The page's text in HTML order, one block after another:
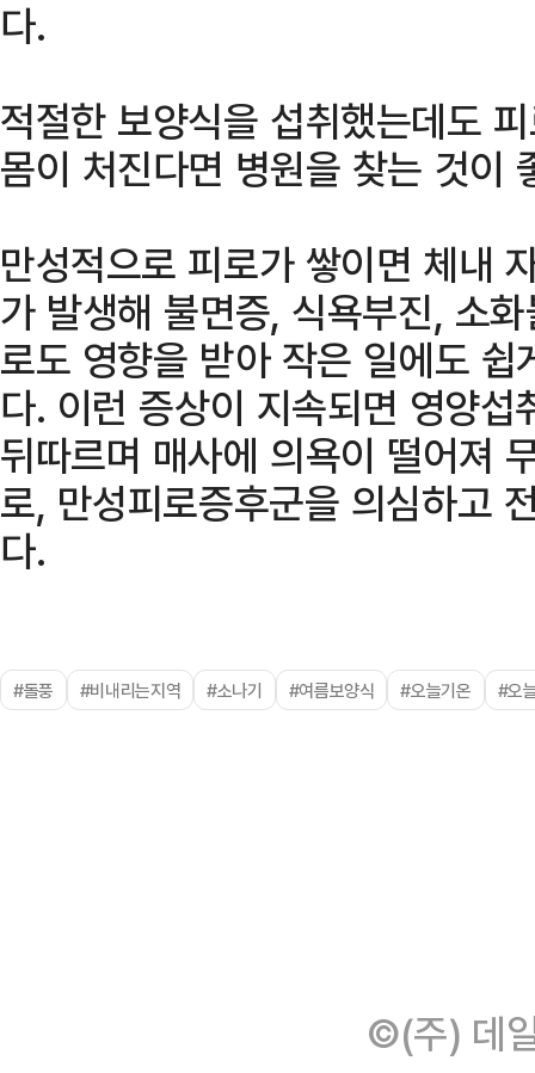
다.
적절한 보양식을 섭취했는데도
몸이 처진다면 병원을 찾는 것이
만성적으로 피로가 쌓이면 체내
가 발생해 불면증, 식욕부진, 소
로도 영향을 받아 작은 일에도
다. 이런 증상이 지속되면 영양
뒤따르며 매사에 의욕이 떨어져
로, 만성피로증후군을 의심하고
다.
#돌풍 #비내리는지역 #소나기 #여름보양식 #오늘기온 #오
©(주) 데